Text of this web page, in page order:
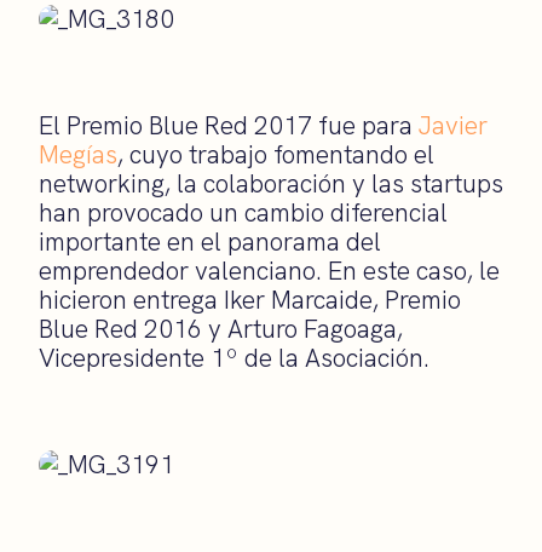
El Premio Blue Red 2017 fue para Javier
Megías, cuyo trabajo fomentando el
networking, la colaboración y las startups
han provocado un cambio diferencial
importante en el panorama del
emprendedor valenciano. En este caso, le
hicieron entrega Iker Marcaide, Premio
Blue Red 2016 y Arturo Fagoaga,
Vicepresidente 1º de la Asociación.